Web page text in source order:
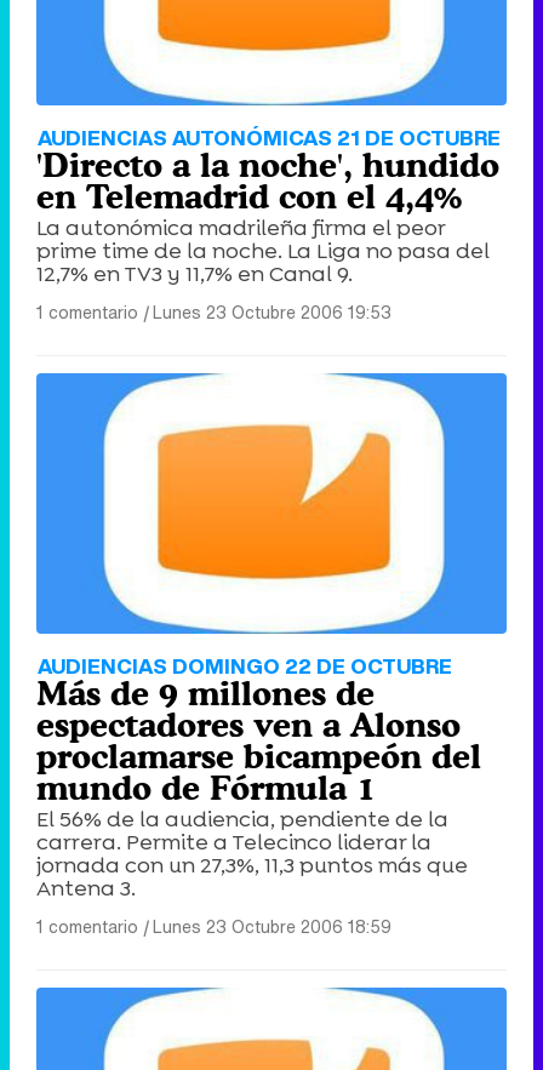
AUDIENCIAS AUTONÓMICAS 21 DE OCTUBRE
'Directo a la noche', hundido
en Telemadrid con el 4,4%
La autonómica madrileña firma el peor
prime time de la noche. La Liga no pasa del
12,7% en TV3 y 11,7% en Canal 9.
1 comentario |Lunes 23 Octubre 2006 19:53
AUDIENCIAS DOMINGO 22 DE OCTUBRE
Más de 9 millones de
espectadores ven a Alonso
proclamarse bicampeón del
mundo de Fórmula 1
El 56% de la audiencia, pendiente de la
carrera. Permite a Telecinco liderar la
jornada con un 27,3%, 11,3 puntos más que
Antena 3.
1 comentario |Lunes 23 Octubre 2006 18:59